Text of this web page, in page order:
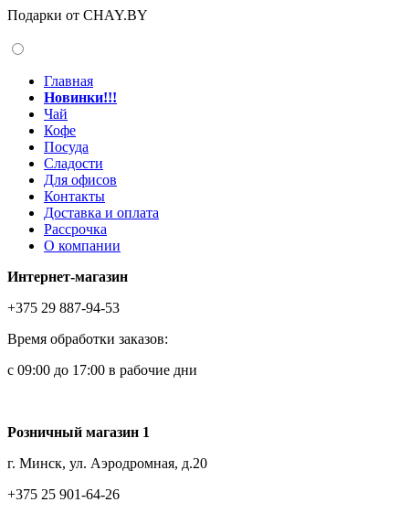
Подарки от CHAY.BY
Главная
Новинки!!!
Чай
Кофе
Посуда
Сладости
Для офисов
Контакты
Доставка и оплата
Рассрочка
О компании
Интернет-магазин
+375 29 887-94-53
Время обработки заказов:
с 09:00 до 17:00 в рабочие дни
Розничный магазин 1
г. Минск, ул. Аэродромная, д.20
+375 25 901-64-26